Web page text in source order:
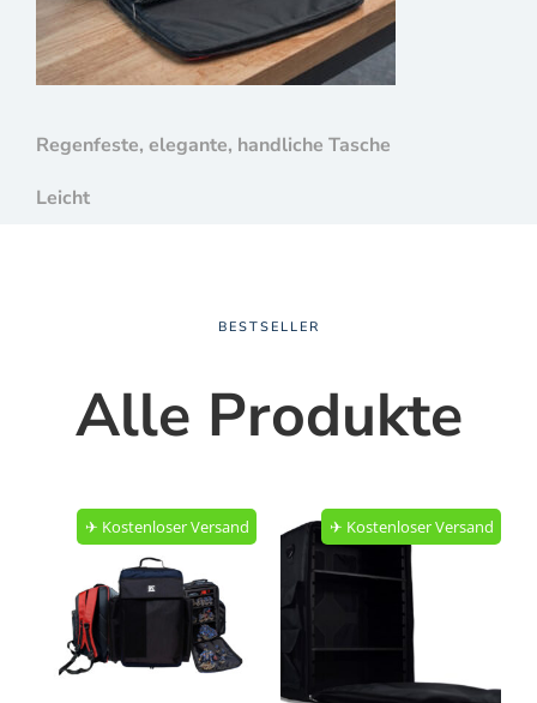
Regenfeste, elegante, handliche Tasche
Leicht
BESTSELLER
Alle Produkte
✈︎ Kostenloser Versand ✈︎ Kostenloser Versand